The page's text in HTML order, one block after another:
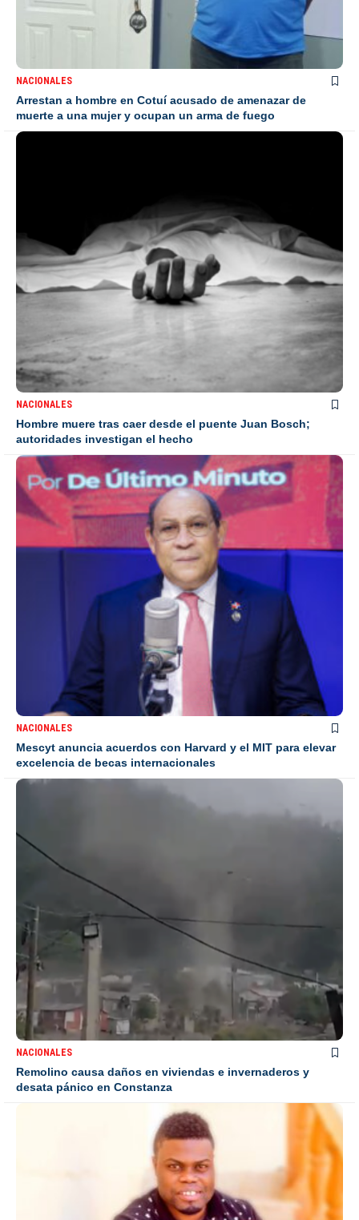
NACIONALES
Arrestan a hombre en Cotuí acusado de amenazar de
muerte a una mujer y ocupan un arma de fuego
NACIONALES
Hombre muere tras caer desde el puente Juan Bosch;
autoridades investigan el hecho
NACIONALES
Mescyt anuncia acuerdos con Harvard y el MIT para elevar
excelencia de becas internacionales
NACIONALES
Remolino causa daños en viviendas e invernaderos y
desata pánico en Constanza